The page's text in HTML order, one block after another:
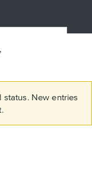
New entries